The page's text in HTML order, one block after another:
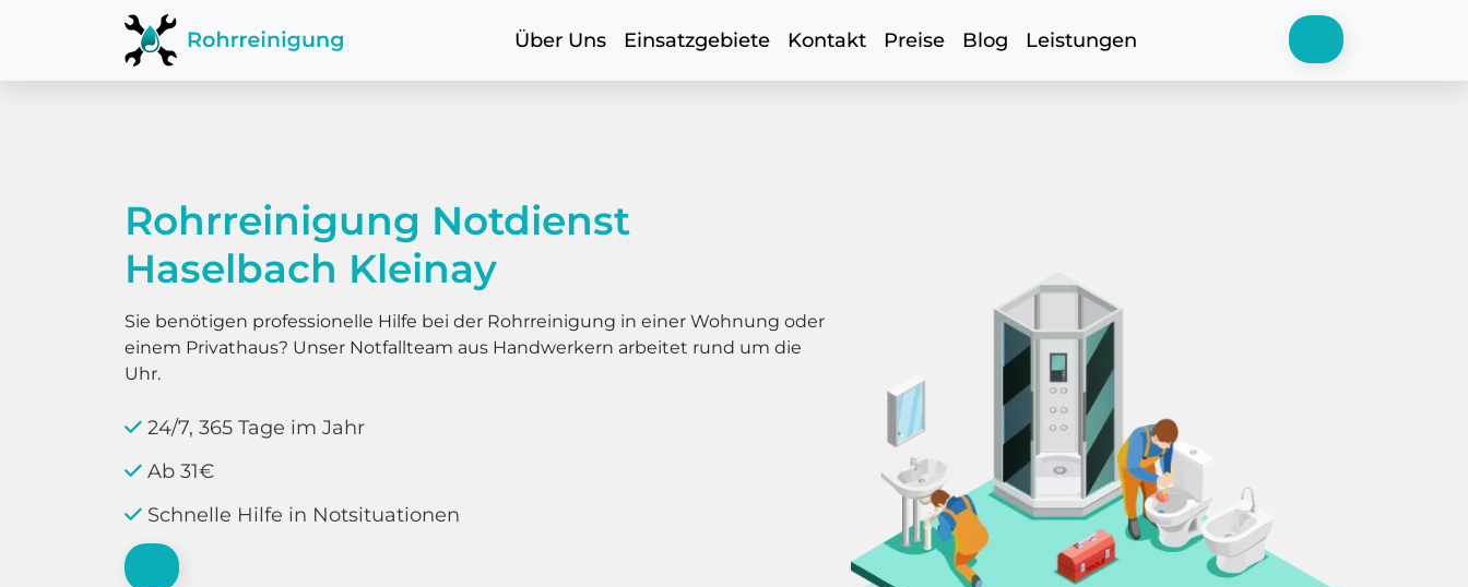
Über Uns Einsatzgebiete Kontakt Preise Blog Leistungen
Rohrreinigung Notdienst
Haselbach Kleinay
Sie benötigen professionelle Hilfe bei der Rohrreinigung in einer Wohnung oder
einem Privathaus? Unser Notfallteam aus Handwerkern arbeitet rund um die
Uhr.
24/7, 365 Tage im Jahr
Ab 31€
Schnelle Hilfe in Notsituationen